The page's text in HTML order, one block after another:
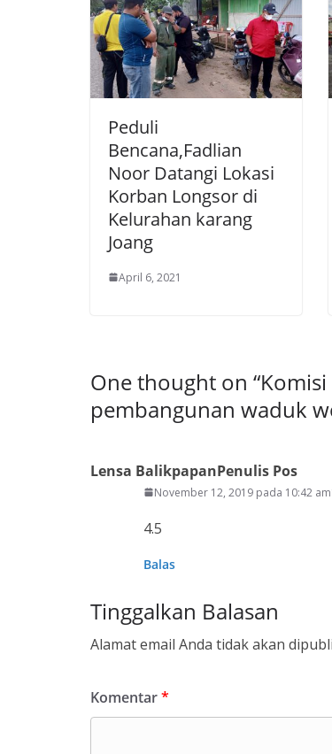
Peduli
Bencana,Fadlian
Noor Datangi Lokasi
Korban Longsor di
Kelurahan karang
Joang
April 6, 2021
One thought on “
pembangunan waduk
Lensa BalikpapanPenulis Pos
November 12, 2019 pada 10:42 am
4.5
Balas
Tinggalkan Balasan
Alamat email Anda tidak akan
Komentar*